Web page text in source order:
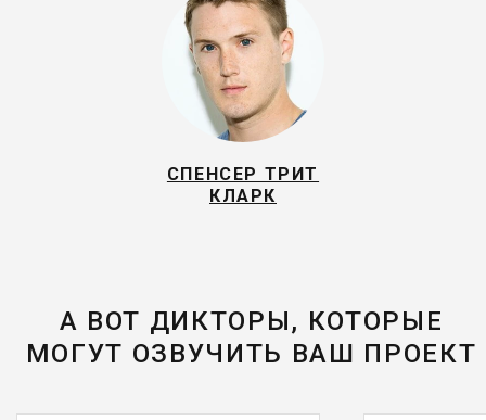
СПЕНСЕР ТРИТ
КЛАРК
А ВОТ ДИКТОРЫ, КОТОРЫЕ
МОГУТ ОЗВУЧИТЬ ВАШ ПРОЕКТ